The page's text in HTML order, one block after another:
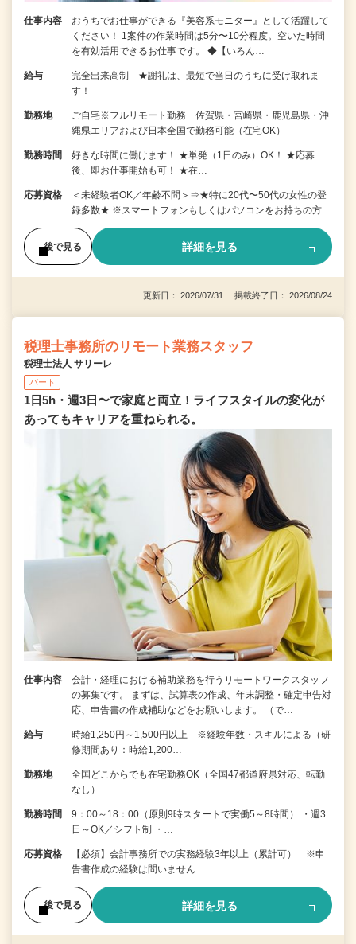
仕事内容
おうちでお仕事ができる『美容系モニター』として活躍して
ください！ 1案件の作業時間は5分〜10分程度。空いた時間
を有効活用できるお仕事です。 ◆【いろん…
給与
完全出来高制 ★謝礼は、最短で当日のうちに受け取れま
す！
勤務地
ご自宅※フルリモート勤務 佐賀県・宮崎県・鹿児島県・沖
縄県エリアおよび日本全国で勤務可能（在宅OK）
勤務時間
好きな時間に働けます！ ★単発（1日のみ）OK！ ★応募
後、即お仕事開始も可！ ★在…
応募資格
＜未経験者OK／年齢不問＞⇒★特に20代〜50代の女性の登
録多数★ ※スマートフォンもしくはパソコンをお持ちの方
後で見る 詳細を見る
更新日： 2026/07/31 掲載終了日： 2026/08/24
税理士事務所のリモート業務スタッフ
税理士法人 サリーレ
パート
1日5h・週3日〜で家庭と両立！ライフスタイルの変化が
あってもキャリアを重ねられる。
仕事内容
会計・経理における補助業務を行うリモートワークスタッフ
の募集です。 まずは、試算表の作成、年末調整・確定申告対
応、申告書の作成補助などをお願いします。 （で…
給与
時給1,250円～1,500円以上 ※経験年数・スキルによる（研
修期間あり：時給1,200…
勤務地
全国どこからでも在宅勤務OK（全国47都道府県対応、転勤
なし）
勤務時間
9：00～18：00（原則9時スタートで実働5～8時間） ・週3
日～OK／シフト制 ・…
応募資格
【必須】会計事務所での実務経験3年以上（累計可） ※申
告書作成の経験は問いません
後で見る 詳細を見る